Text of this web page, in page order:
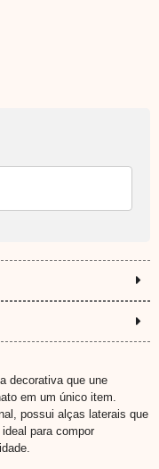
decorativa que une
em um único item.
possui alças laterais que
para compor